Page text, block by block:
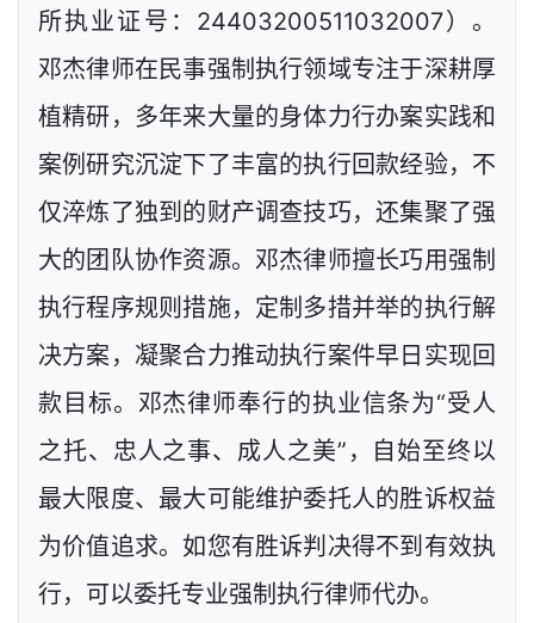
所执业证号：24403200511032007）。
邓杰律师在民事强制执行领域专注于深耕厚
植精研，多年来大量的身体力行办案实践和
案例研究沉淀下了丰富的执行回款经验，不
仅淬炼了独到的财产调查技巧，还集聚了强
大的团队协作资源。邓杰律师擅长巧用强制
执行程序规则措施，定制多措并举的执行解
决方案，凝聚合力推动执行案件早日实现回
款目标。邓杰律师奉行的执业信条为“受人
之托、忠人之事、成人之美”，自始至终以
最大限度、最大可能维护委托人的胜诉权益
为价值追求。如您有胜诉判决得不到有效执
行，可以委托专业强制执行律师代办。